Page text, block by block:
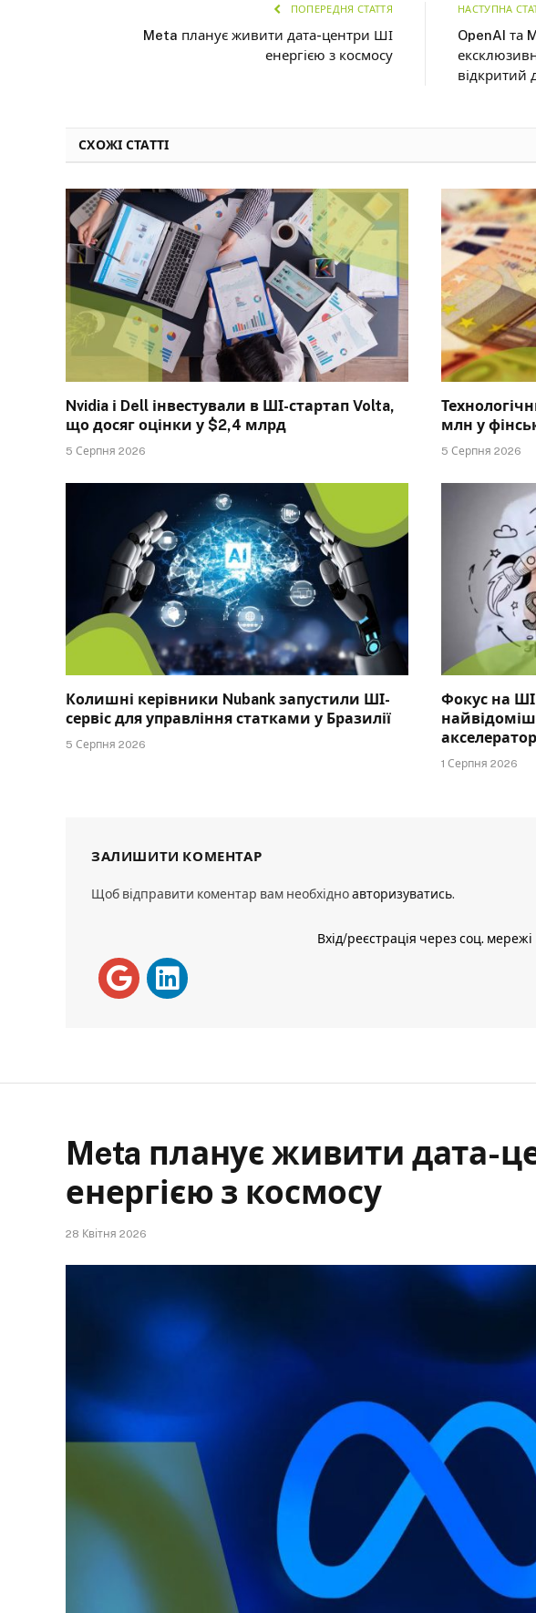
ПОПЕРЕДНЯ СТАТТЯ
Meta планує живити дата-центри ШІ
енергією з космосу
НАСТУПНА
OpenAI та
відкритий
СХОЖІ СТАТТІ
Nvidia і Dell інвестували в ШІ-стартап Volta,
що досяг оцінки у $2,4 млрд
5 Серпня 2026
млн у
5 Серпня 2026
Колишні керівники Nubank запустили ШІ-
сервіс для управління статками у Бразилії
5 Серпня 2026
Фокус на ШІ
1 Серпня 2026
ЗАЛИШИТИ КОМЕНТАР
Щоб відправити коментар вам необхідноавторизуватись.
Вхід/реєстрація через соц. мережі
Meta планує живити дата-
енергією з космосу
28 Квітня 2026